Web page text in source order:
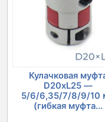
Кулачковая
D20xL25 —
5/6/6,35/7/8/9/10
(гибкая муфта...